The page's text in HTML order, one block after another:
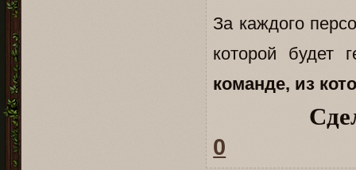
За каждого
которой будет
команде, из
0